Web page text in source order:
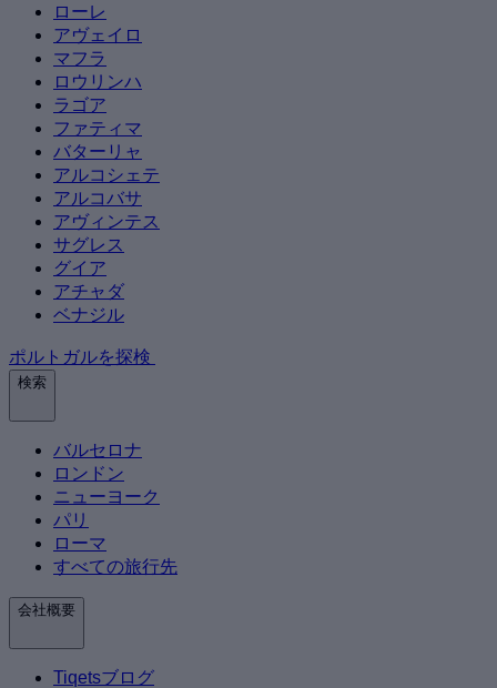
ローレ
アヴェイロ
マフラ
ロウリンハ
ラゴア
ファティマ
バターリャ
アルコシェテ
アルコバサ
アヴィンテス
サグレス
グイア
アチャダ
ベナジル
ポルトガルを探検
検索
バルセロナ
ロンドン
ニューヨーク
パリ
ローマ
すべての旅行先
会社概要
Tiqetsブログ